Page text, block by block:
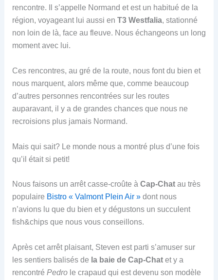
rencontre. Il s’appelle Normand et est un habitué de la
région, voyageant lui aussi en T3 Westfalia, stationné
non loin de là, face au fleuve. Nous échangeons un long
moment avec lui.
Ces rencontres, au gré de la route, nous font du bien et
nous marquent, alors même que, comme beaucoup
d’autres personnes rencontrées sur les routes
auparavant, il y a de grandes chances que nous ne
recroisions plus jamais Normand.
Mais qui sait? Le monde nous a montré plus d’une fois
qu’il était si petit!
Nous faisons un arrêt casse-croûte à Cap-Chatau très
populaire Bistro « Valmont Plein Air »dont nous
n’avions lu que du bien et y dégustons un succulent
fish&chips que nous vous conseillons.
Après cet arrêt plaisant, Steven est parti s’amuser sur
les sentiers balisés de la baie de Cap-Chatet y a
rencontré Pedrole crapaud qui est devenu son modèle